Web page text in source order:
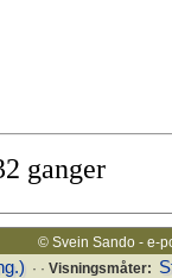
ganger
© Svein Sando - e-
· · Visningsmåter: